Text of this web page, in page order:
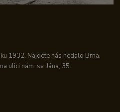
1932. Najdete nás nedalo Brna,
ulici nám. sv. Jána, 35.